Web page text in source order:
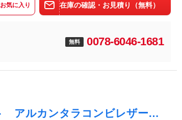
お気に入り 在庫の確認・お見積り（無料）
無料 0078-6046-1681
Ｆペイス Ｓ 禁煙車 ＬＥＤライト アルカンタラコンビレザー シートヒーター 純正ナビ地デジＴＶ クリアランスソナー ＥＴＣ 純正２０インチアルミ オートトランク クルーズコントロール パドルシフト ドラレコ